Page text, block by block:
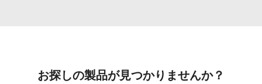
お探しの製品が見つかりませんか？